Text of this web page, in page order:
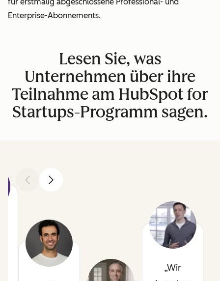
Enterprise-Abonnements.
Lesen Sie, was
Unternehmen über ihre
Teilnahme am HubSpot for
Startups-Programm sagen.
ZurückWeiter
Wir